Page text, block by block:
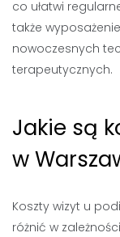
co ułatwi
także
nowoczesnych
terapeutycznych.
Jakie są
w
Koszty wizyt u
różnić w